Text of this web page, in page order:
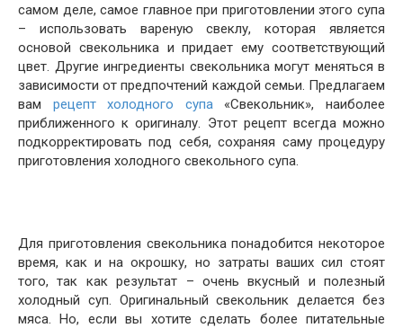
самом деле, самое главное при приготовлении этого супа
– использовать вареную свеклу, которая является
основой свекольника и придает ему соответствующий
цвет. Другие ингредиенты свекольника могут меняться в
зависимости от предпочтений каждой семьи. Предлагаем
вам рецепт холодного супа «Свекольник», наиболее
приближенного к оригиналу. Этот рецепт всегда можно
подкорректировать под себя, сохраняя саму процедуру
приготовления холодного свекольного супа.
Для приготовления свекольника понадобится некоторое
время, как и на окрошку, но затраты ваших сил стоят
того, так как результат – очень вкусный и полезный
холодный суп. Оригинальный свекольник делается без
мяса. Но, если вы хотите сделать более питательные